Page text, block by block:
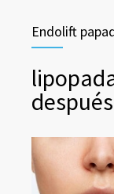
Endolift
después